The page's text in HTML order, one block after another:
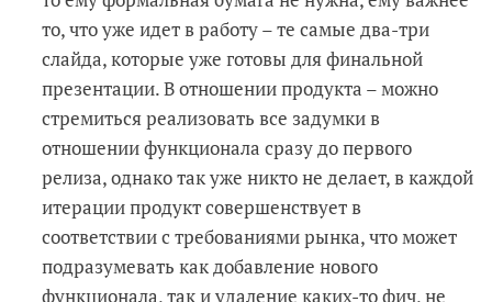
то, что уже идет в работу – те самые два-три
слайда, которые уже готовы для финальной
презентации. В отношении продукта – можно
стремиться реализовать все задумки в
отношении функционала сразу до первого
релиза, однако так уже никто не делает, в каждой
итерации продукт совершенствует в
соответствии с требованиями рынка, что может
подразумевать как добавление нового
функционала, так и удаление каких-то фич, не